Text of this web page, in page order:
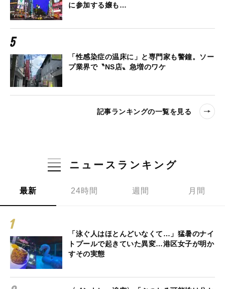
に参加する嬢も…
「性感染症の温床に」と専門家も警鐘。ソー
プ業界で〝NS店〟急増のワケ
記事ランキングの一覧を見る
ニュースランキング
最新 24時間 週間 月間
「泳ぐ人はほとんどいなくて…」猛暑のナイ
トプールで起きていた異変…港区女子が明か
すその実態